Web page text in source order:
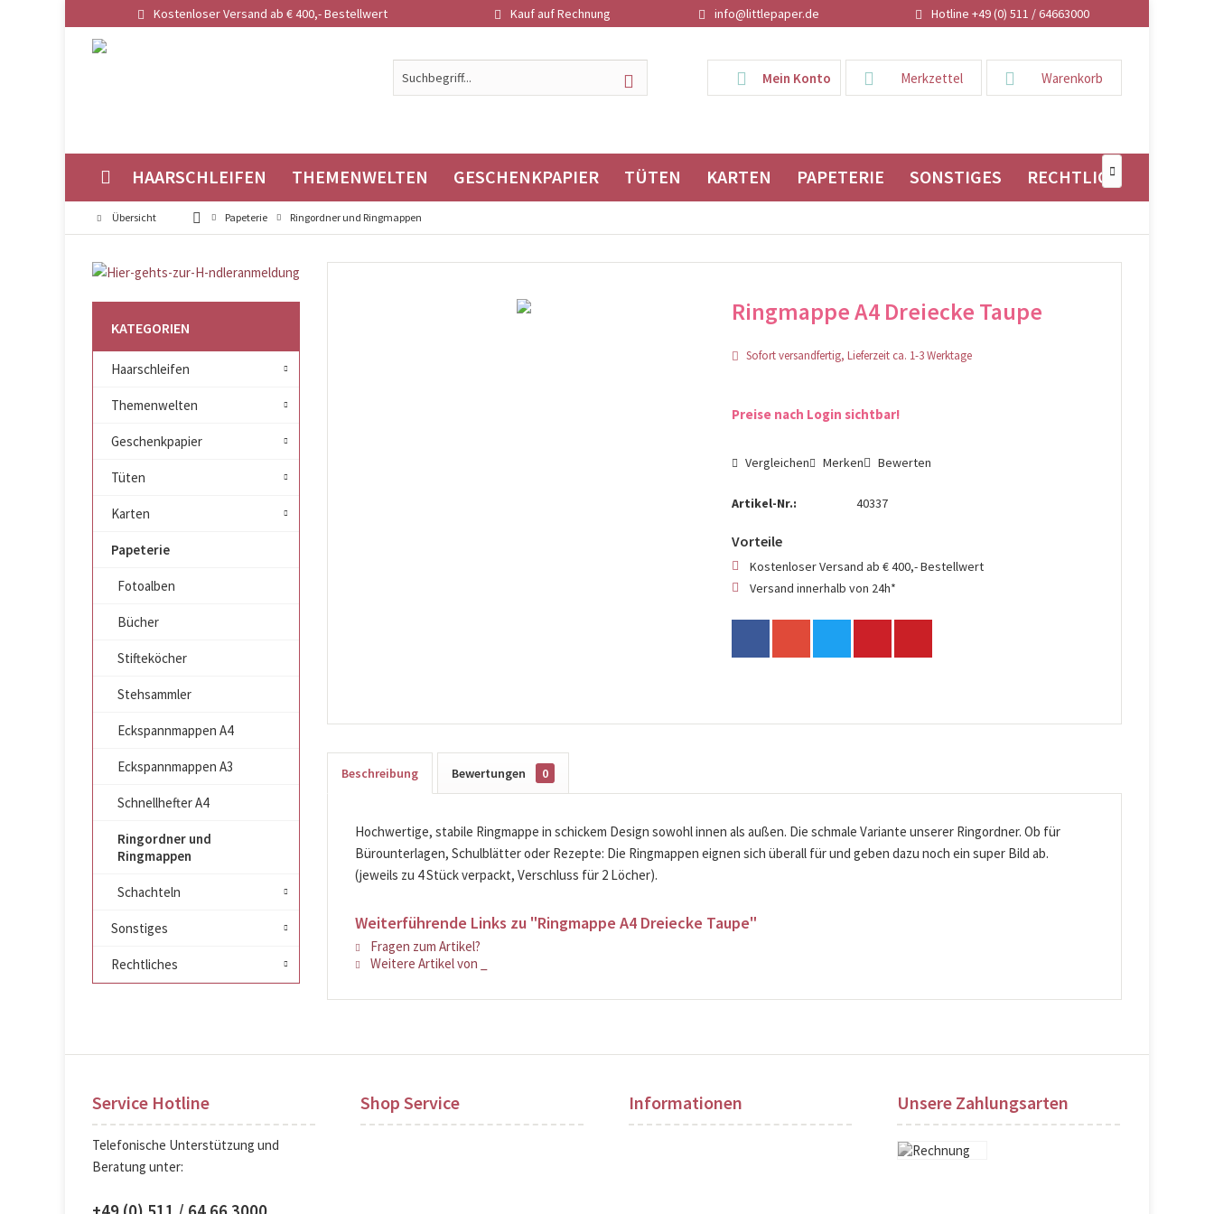
Kostenloser Versand ab € 400,- Bestellwert Kauf auf Rechnung info@littlepaper.de Hotline +49 (0) 511 / 64663000
Warenkorb
Merkzettel
Mein Konto
HAARSCHLEIFEN THEMENWELTEN GESCHENKPAPIER TÜTEN KARTEN PAPETERIE SONSTIGES RECHTLICHES

Übersicht Papeterie Ringordner und Ringmappen
KATEGORIEN
Haarschleifen
Themenwelten
Geschenkpapier
Tüten
Karten
Papeterie
Fotoalben
Bücher
Stifteköcher
Stehsammler
Eckspannmappen A4
Eckspannmappen A3
Schnellhefter A4
Ringordner und
Ringmappen
Schachteln
Sonstiges
Rechtliches
Ringmappe A4 Dreiecke Taupe
Sofort versandfertig, Lieferzeit ca. 1-3 Werktage
Preise nach Login sichtbar!
Vergleichen Merken Bewerten
Artikel-Nr.: 40337
Vorteile
Kostenloser Versand ab € 400,- Bestellwert
Versand innerhalb von 24h*
Beschreibung Bewertungen 0
Hochwertige, stabile Ringmappe in schickem Design sowohl innen als außen. Die schmale Variante unserer Ringordner. Ob für
Bürounterlagen, Schulblätter oder Rezepte: Die Ringmappen eignen sich überall für und geben dazu noch ein super Bild ab.
(jeweils zu 4 Stück verpackt, Verschluss für 2 Löcher).
Weiterführende Links zu "Ringmappe A4 Dreiecke Taupe"
Fragen zum Artikel?
Weitere Artikel von _
Service Hotline
Telefonische Unterstützung und
Beratung unter:
Shop Service Informationen Unsere Zahlungsarten